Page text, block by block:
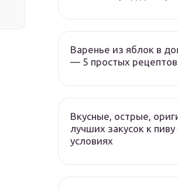
Варенье из яблок в
— 5 простых
Вкусные, острые,
лучших закусок к
условиях